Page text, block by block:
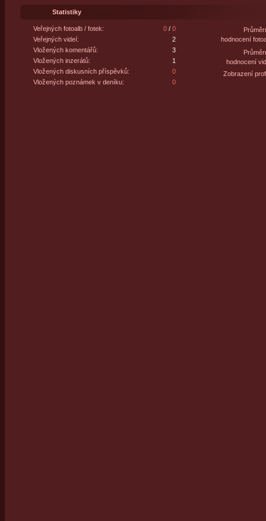
Statistiky
Veřejných fotoalb / fotek: 0/ 0
Veřejných videí:
2
Vložených komentářů:
3
Vložených inzerátů:
1
Vložených diskusních příspěvků:
0
Vložených poznámek v deníku:
0
hodnocení
hodnocení
Zobrazení